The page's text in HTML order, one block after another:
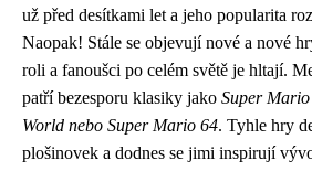
už před desítkami let a jeho popularita
Naopak! Stále se objevují nové a nové
roli a fanoušci po celém světě je hltají.
patří bezesporu klasiky jako Super
World nebo Super Mario 64. Tyhle hry
plošinovek a dodnes se jimi inspirují